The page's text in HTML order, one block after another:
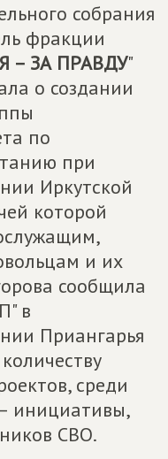
собрания
фракции
– ЗА ПРАВДУ"
о создании
по
при
Иркутской
которой
и их
сообщила
в
Приангарья
среди
инициативы,
СВО.